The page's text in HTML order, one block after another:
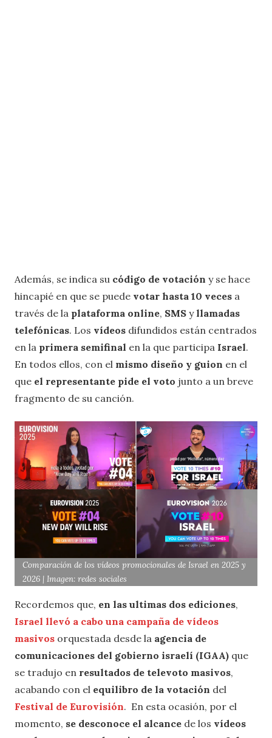
Además, se indica su código de votación y se hace
hincapié en que se puede votar hasta 10 veces a
través de la plataforma online, SMS yllamadas
telefónicas. Los vídeos difundidos están centrados
en la primera semifinal en la que participa Israel.
En todos ellos, con el mismo diseño y guion en el
que el representante pide el voto junto a un breve
fragmento de su canción.
Comparación de los vídeos promocionales de Israel en 2025 y
2026 | Imagen: redes sociales
Recordemos que, en las ultimas dos ediciones,
Israel llevó a cabo una campaña de vídeos
masivos orquestada desde la agencia de
comunicaciones del gobierno israelí (IGAA) que
se tradujo en resultados de televoto masivos,
acabando con el equilibro de la votación del
Festival de Eurovisión. En esta ocasión, por el
momento, se desconoce el alcance de los vídeos